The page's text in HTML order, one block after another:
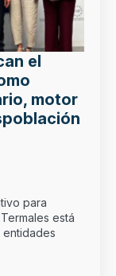
el
motor
para
está
entidades